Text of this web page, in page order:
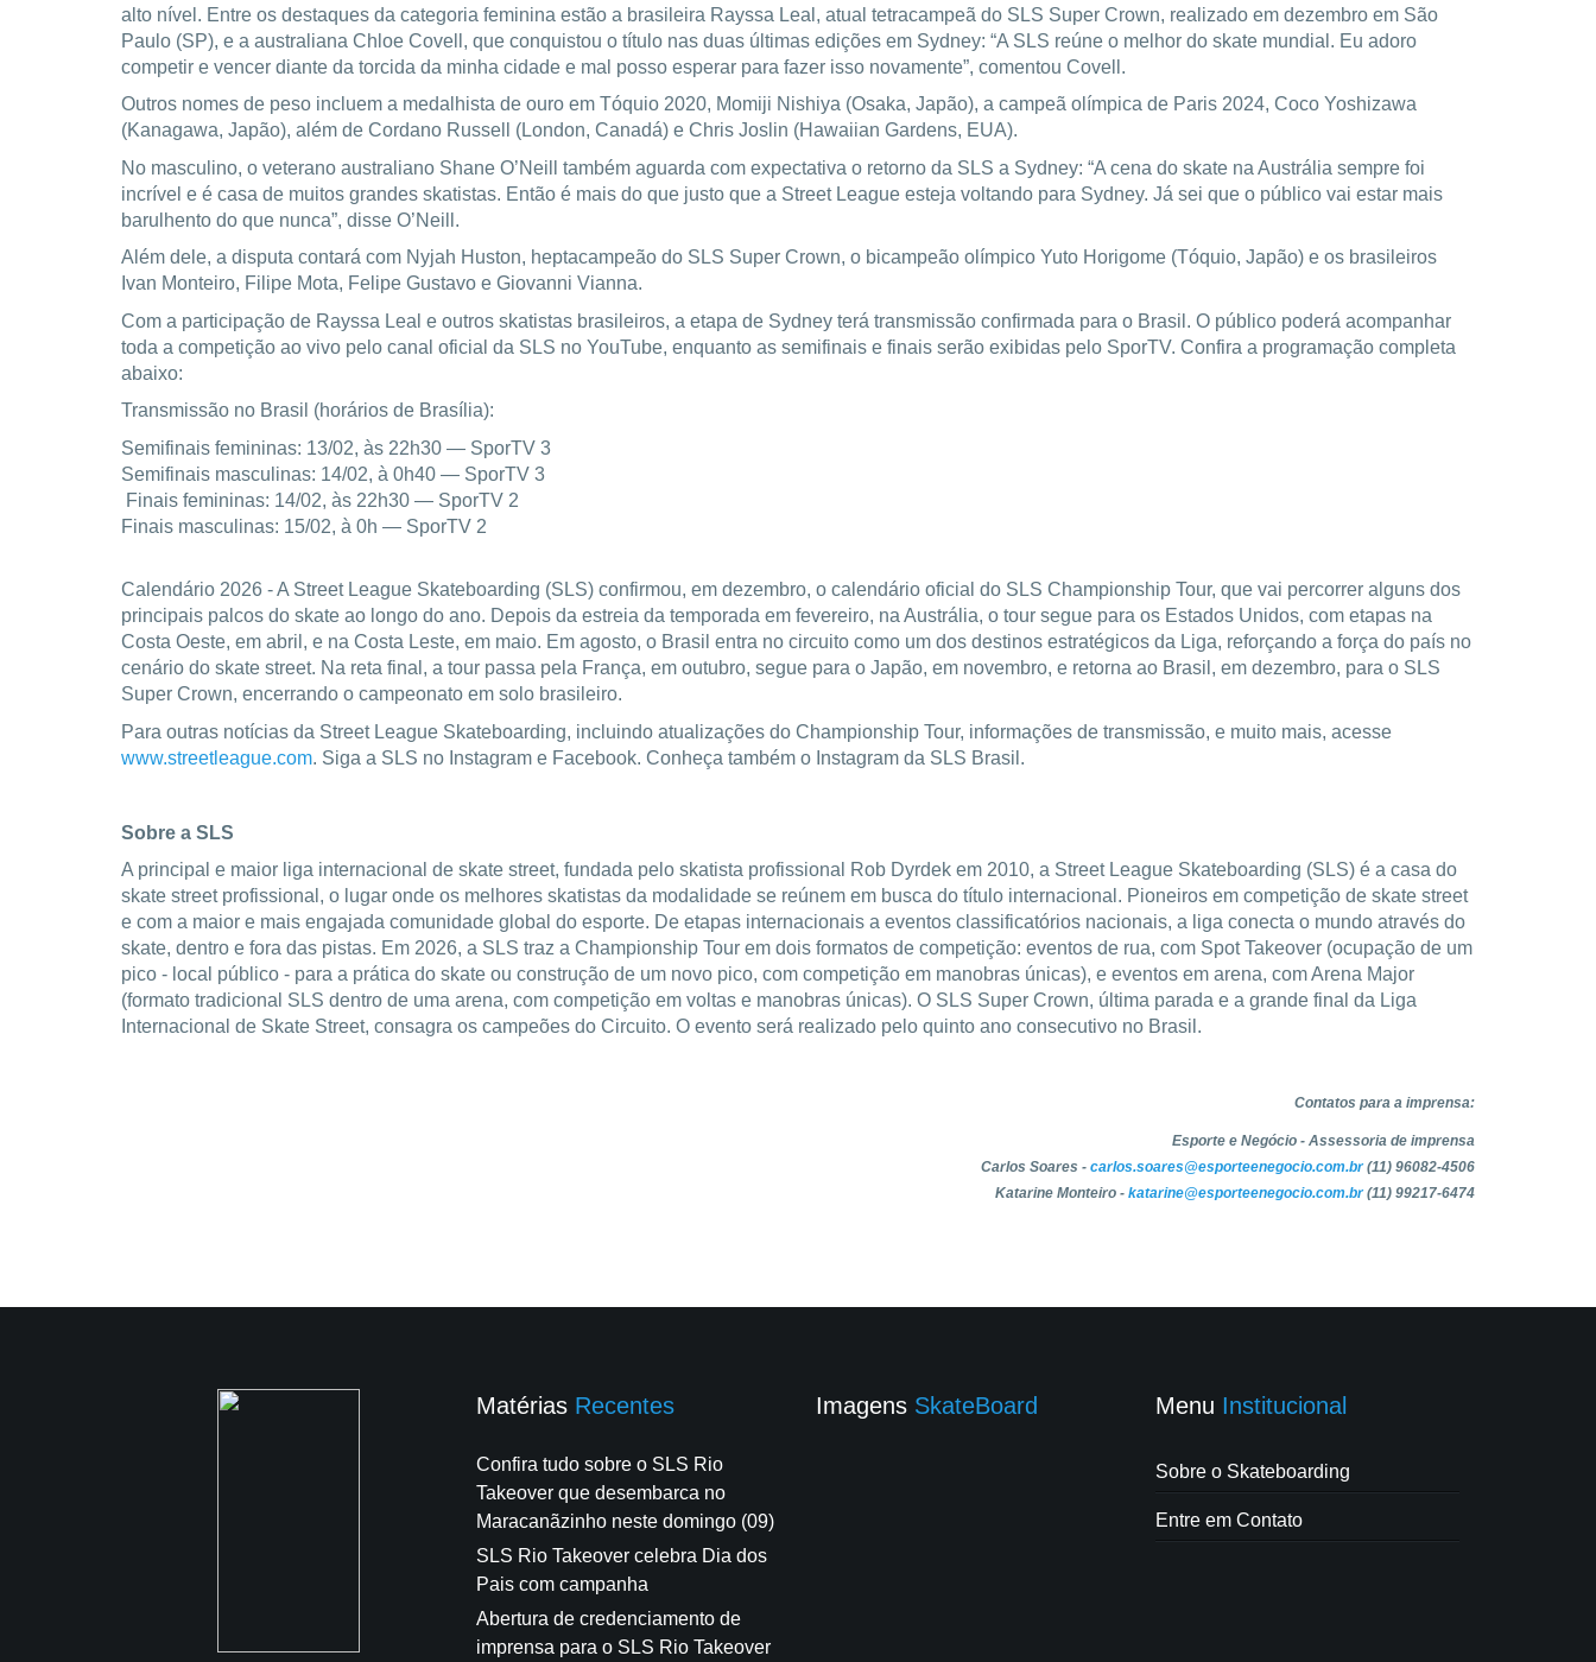
alto nível. Entre os destaques da categoria feminina estão a brasileira Rayssa Leal, atual tetracampeã do SLS Super Crown, realizado em dezembro em São
Paulo (SP), e a australiana Chloe Covell, que conquistou o título nas duas últimas edições em Sydney: “A SLS reúne o melhor do skate mundial. Eu adoro
competir e vencer diante da torcida da minha cidade e mal posso esperar para fazer isso novamente”, comentou Covell.
Outros nomes de peso incluem a medalhista de ouro em Tóquio 2020, Momiji Nishiya (Osaka, Japão), a campeã olímpica de Paris 2024, Coco Yoshizawa
(Kanagawa, Japão), além de Cordano Russell (London, Canadá) e Chris Joslin (Hawaiian Gardens, EUA).
No masculino, o veterano australiano Shane O’Neill também aguarda com expectativa o retorno da SLS a Sydney: “A cena do skate na Austrália sempre foi
incrível e é casa de muitos grandes skatistas. Então é mais do que justo que a Street League esteja voltando para Sydney. Já sei que o público vai estar mais
barulhento do que nunca”, disse O’Neill.
Além dele, a disputa contará com Nyjah Huston, heptacampeão do SLS Super Crown, o bicampeão olímpico Yuto Horigome (Tóquio, Japão) e os brasileiros
Ivan Monteiro, Filipe Mota, Felipe Gustavo e Giovanni Vianna.
Com a participação de Rayssa Leal e outros skatistas brasileiros, a etapa de Sydney terá transmissão confirmada para o Brasil. O público poderá acompanhar
toda a competição ao vivo pelo canal oficial da SLS no YouTube, enquanto as semifinais e finais serão exibidas pelo SporTV. Confira a programação completa
abaixo:
Transmissão no Brasil (horários de Brasília):
Semifinais femininas: 13/02, às 22h30 — SporTV 3
Semifinais masculinas: 14/02, à 0h40 — SporTV 3
Finais femininas: 14/02, às 22h30 — SporTV 2
Finais masculinas: 15/02, à 0h — SporTV 2
Calendário 2026 - A Street League Skateboarding (SLS) confirmou, em dezembro, o calendário oficial do SLS Championship Tour, que vai percorrer alguns dos
principais palcos do skate ao longo do ano. Depois da estreia da temporada em fevereiro, na Austrália, o tour segue para os Estados Unidos, com etapas na
Costa Oeste, em abril, e na Costa Leste, em maio. Em agosto, o Brasil entra no circuito como um dos destinos estratégicos da Liga, reforçando a força do país no
cenário do skate street. Na reta final, a tour passa pela França, em outubro, segue para o Japão, em novembro, e retorna ao Brasil, em dezembro, para o SLS
Super Crown, encerrando o campeonato em solo brasileiro.
Para outras notícias da Street League Skateboarding, incluindo atualizações do Championship Tour, informações de transmissão, e muito mais, acesse
www.streetleague.com. Siga a SLS no Instagram e Facebook. Conheça também o Instagram da SLS Brasil.
Sobre a SLS
A principal e maior liga internacional de skate street, fundada pelo skatista profissional Rob Dyrdek em 2010, a Street League Skateboarding (SLS) é a casa do
skate street profissional, o lugar onde os melhores skatistas da modalidade se reúnem em busca do título internacional. Pioneiros em competição de skate street
e com a maior e mais engajada comunidade global do esporte. De etapas internacionais a eventos classificatórios nacionais, a liga conecta o mundo através do
skate, dentro e fora das pistas. Em 2026, a SLS traz a Championship Tour em dois formatos de competição: eventos de rua, com Spot Takeover (ocupação de um
pico - local público - para a prática do skate ou construção de um novo pico, com competição em manobras únicas), e eventos em arena, com Arena Major
(formato tradicional SLS dentro de uma arena, com competição em voltas e manobras únicas). O SLS Super Crown, última parada e a grande final da Liga
Internacional de Skate Street, consagra os campeões do Circuito. O evento será realizado pelo quinto ano consecutivo no Brasil.
Contatos para a imprensa:
Esporte e Negócio - Assessoria de imprensa
Carlos Soares - carlos.soares@esporteenegocio.com.br(11) 96082-4506
Katarine Monteiro - katarine@esporteenegocio.com.br(11) 99217-6474
Matérias Recentes
Confira tudo sobre o SLS Rio
Takeover que desembarca no
Maracanãzinho neste domingo (09)
SLS Rio Takeover celebra Dia dos
Pais com campanha
Abertura de credenciamento de
imprensa para o SLS Rio Takeover
Imagens SkateBoard Menu Institucional
Sobre o Skateboarding
Entre em Contato